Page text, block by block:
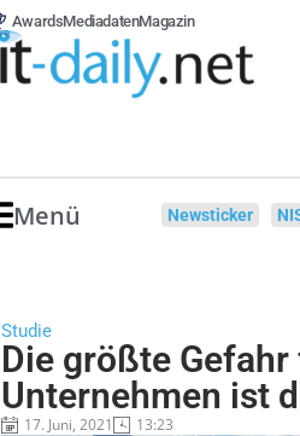
AwardsMediadatenMagazin
Menü Newsticker
Studie
Die größte
Unternehmen ist
17. Juni, 2021 13:23